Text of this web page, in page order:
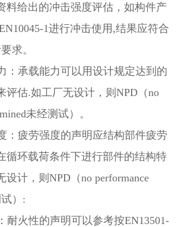
料给出的冲击强度评估，如构件产
1进行冲击使用,结果应符合
求。
：承载能力可以用设计规定达到的
评估.如工厂无设计，则NPD（no
未经测试）。
：疲劳强度的声明应结构部件疲劳
循环载荷条件下进行部件的结构特
计，则NPD（no performance
）:
耐火性的声明可以参考按EN13501-